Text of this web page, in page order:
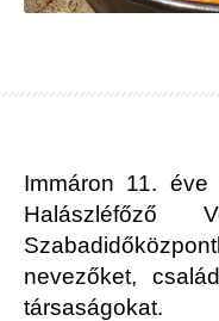
Immáron 11.
Halászléfőző
nevezőket,
társaságokat.